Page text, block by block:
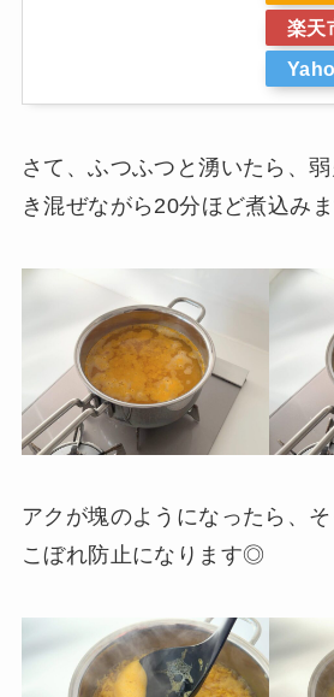
楽天
さて、ふつふつと湧いたら、
き混ぜながら20分ほど煮込みま
アクが塊のようになったら、
こぼれ防止になります◎